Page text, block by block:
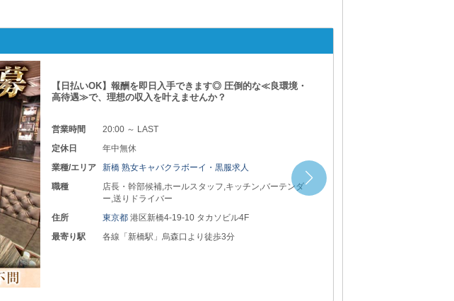
＼大手熟キャバグループ／ 『賞与あり』⇒高収入が目指せま
す。 未経験者さんから即戦力の方まで大歓迎！
営業時間
19:00 ～ 1:00
定休日
不定休
業種/エリア
新宿 熟女キャバクラボーイ・黒服求人
職種
ホールスタッフ,店長・幹部候補,チラシ配布スタッフ,
ホールスタッフ,送りドライバー
住所
東京都新宿区歌舞伎1-23-14 第一メトロビル4F
最寄り駅
各線「新宿駅」東口より徒歩5分 西武新宿線「西武新